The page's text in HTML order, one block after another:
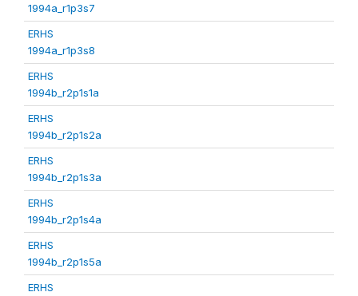
1994a_r1p3s7
ERHS
1994a_r1p3s8
ERHS
1994b_r2p1s1a
ERHS
1994b_r2p1s2a
ERHS
1994b_r2p1s3a
ERHS
1994b_r2p1s4a
ERHS
1994b_r2p1s5a
ERHS